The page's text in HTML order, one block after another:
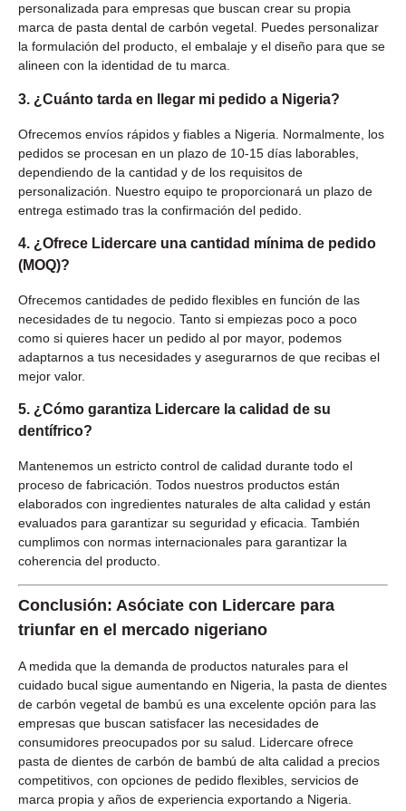
personalizada para empresas que buscan crear su propia
marca de pasta dental de carbón vegetal. Puedes personalizar
la formulación del producto, el embalaje y el diseño para que se
alineen con la identidad de tu marca.
3. ¿Cuánto tarda en llegar mi pedido a Nigeria?
Ofrecemos envíos rápidos y fiables a Nigeria. Normalmente, los
pedidos se procesan en un plazo de 10-15 días laborables,
dependiendo de la cantidad y de los requisitos de
personalización. Nuestro equipo te proporcionará un plazo de
entrega estimado tras la confirmación del pedido.
4. ¿Ofrece Lidercare una cantidad mínima de pedido
(MOQ)?
Ofrecemos cantidades de pedido flexibles en función de las
necesidades de tu negocio. Tanto si empiezas poco a poco
como si quieres hacer un pedido al por mayor, podemos
adaptarnos a tus necesidades y asegurarnos de que recibas el
mejor valor.
5. ¿Cómo garantiza Lidercare la calidad de su
dentífrico?
Mantenemos un estricto control de calidad durante todo el
proceso de fabricación. Todos nuestros productos están
elaborados con ingredientes naturales de alta calidad y están
evaluados para garantizar su seguridad y eficacia. También
cumplimos con normas internacionales para garantizar la
coherencia del producto.
Conclusión: Asóciate con Lidercare para
triunfar en el mercado nigeriano
A medida que la demanda de productos naturales para el
cuidado bucal sigue aumentando en Nigeria, la pasta de dientes
de carbón vegetal de bambú es una excelente opción para las
empresas que buscan satisfacer las necesidades de
consumidores preocupados por su salud. Lidercare ofrece
pasta de dientes de carbón de bambú de alta calidad a precios
competitivos, con opciones de pedido flexibles, servicios de
marca propia y años de experiencia exportando a Nigeria.